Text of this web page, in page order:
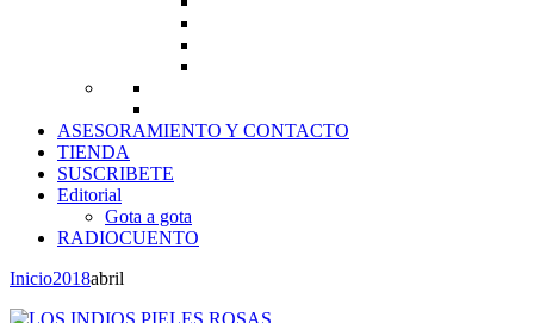
ASESORAMIENTO Y CONTACTO
TIENDA
SUSCRIBETE
Editorial
Gota a gota
RADIOCUENTO
Inicio2018abril